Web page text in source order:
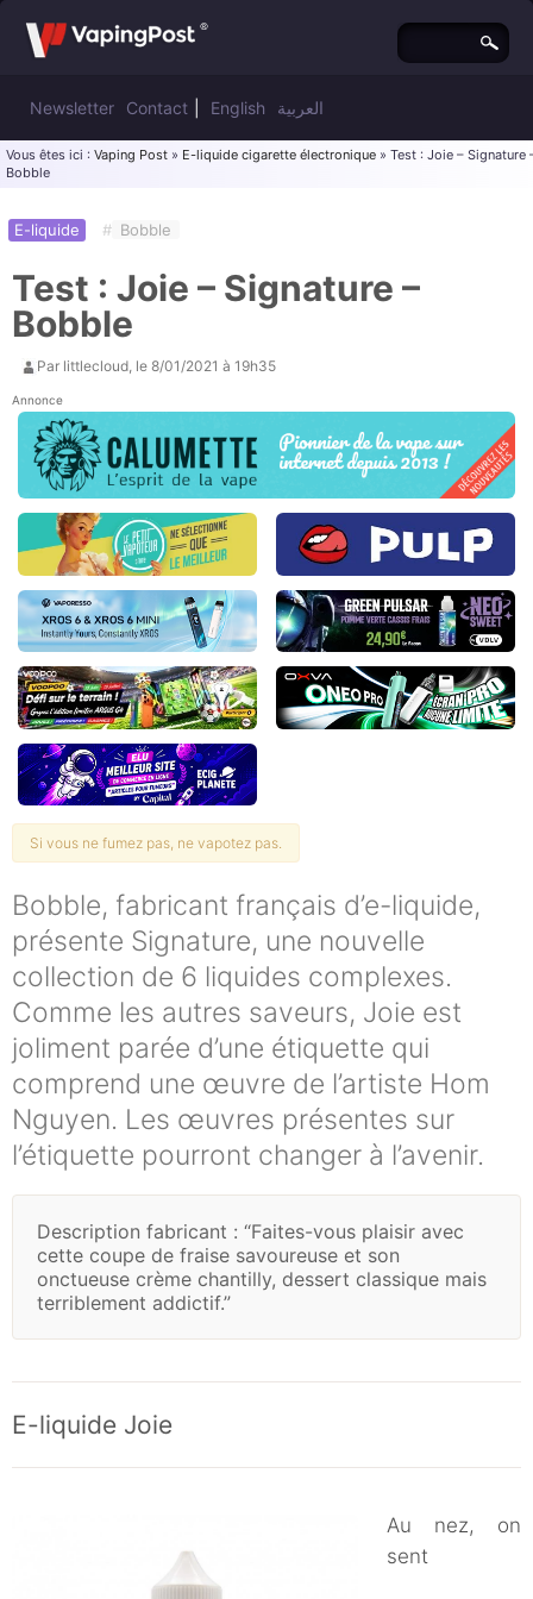
Newsletter Contact English العربية
Vous êtes ici : Vaping Post » E-liquide cigarette électronique » Test : Joie – Signature
Bobble
Test : Joie – Signature –
Bobble
E-liquide # Bobble
Par littlecloud, le 8/01/2021 à 19h35
Annonce
Si vous ne fumez pas, ne vapotez pas.
Bobble, fabricant français d’e-liquide,
présente Signature, une nouvelle
collection de 6 liquides complexes.
Comme les autres saveurs, Joie est
joliment parée d’une étiquette qui
comprend une œuvre de l’artiste Hom
Nguyen. Les œuvres présentes sur
l’étiquette pourront changer à l’avenir.
Description fabricant : “Faites-vous plaisir avec
cette coupe de fraise savoureuse et son
onctueuse crème chantilly, dessert classique mais
terriblement addictif.”
E-liquide Joie
Au nez, on
sent